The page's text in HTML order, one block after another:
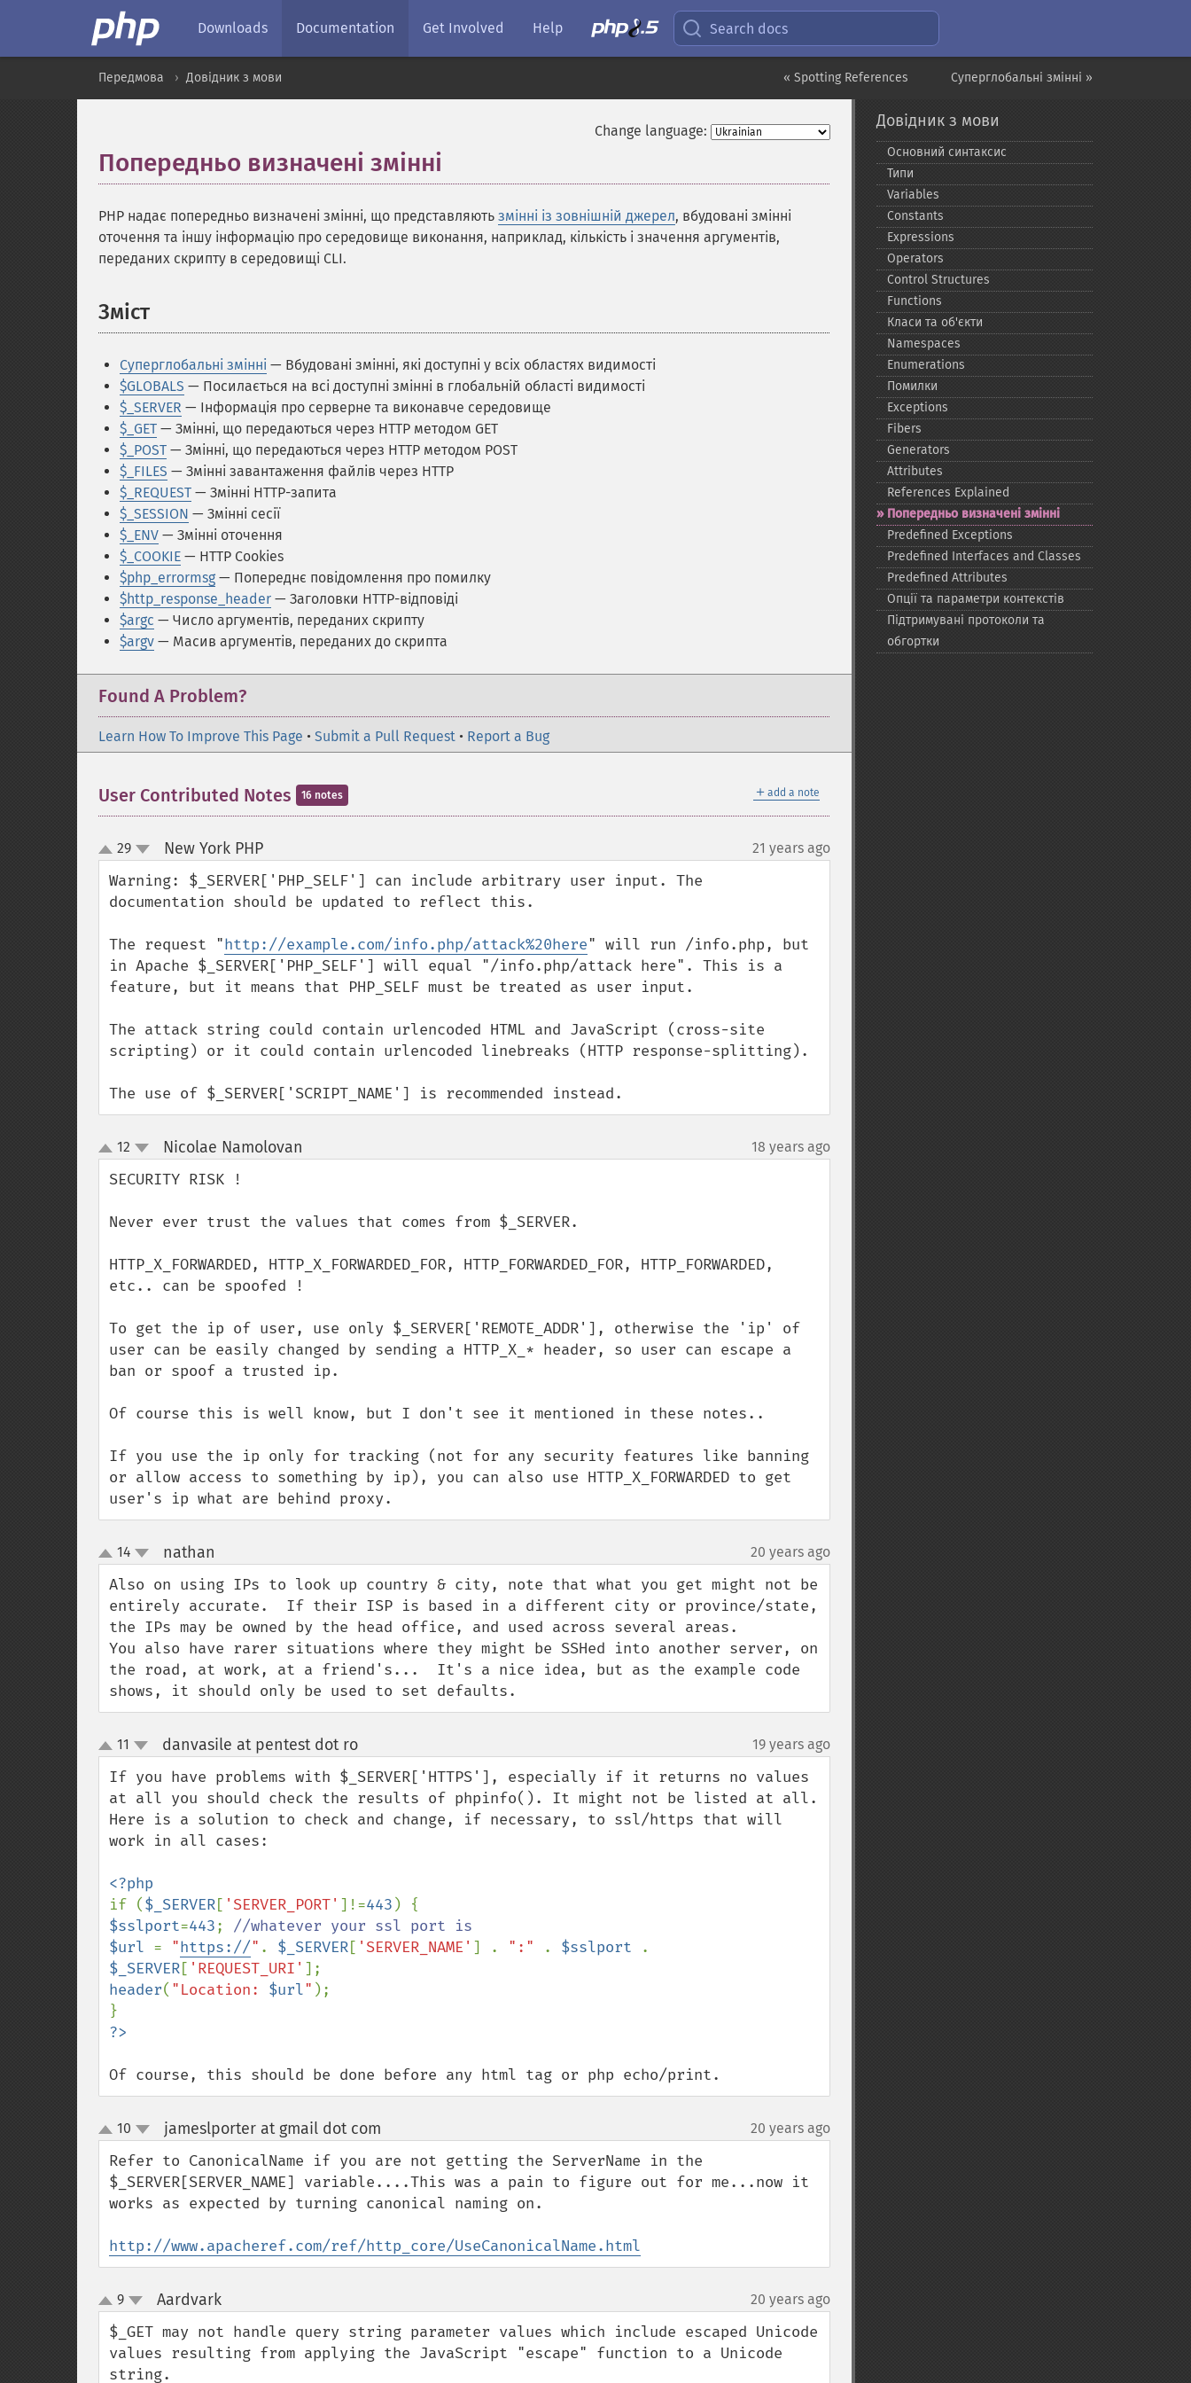
Downloads Documentation Get Involved Help Search docs
Суперглобальні змінні »
« Spotting References
Передмова Довідник з мови
Change language:
Попередньо визначені змінні
PHP надає попередньо визначені змінні, що представляють змінні із зовнішній джерел, вбудовані змінні
оточення та іншу інформацію про середовище виконання, наприклад, кількість і значення аргументів,
переданих скрипту в середовищі CLI.
Зміст
Суперглобальні змінні — Вбудовані змінні, які доступні у всіх областях видимості
$GLOBALS — Посилається на всі доступні змінні в глобальній області видимості
$_SERVER — Інформація про серверне та виконавче середовище
$_GET — Змінні, що передаються через HTTP методом GET
$_POST — Змінні, що передаються через HTTP методом POST
$_FILES — Змінні завантаження файлів через HTTP
$_REQUEST — Змінні HTTP-запита
$_SESSION — Змінні сесії
$_ENV — Змінні оточення
$_COOKIE — HTTP Cookies
$php_errormsg — Попереднє повідомлення про помилку
$http_response_header — Заголовки HTTP-відповіді
$argc — Число аргументів, переданих скрипту
$argv — Масив аргументів, переданих до скрипта
Found A Problem?
Learn How To Improve This Page • Submit a Pull Request • Report a Bug
＋ add a note
User Contributed Notes 16 notes
up
down
29 New York PHP¶ 21 years ago
Warning: $_SERVER['PHP_SELF'] can include arbitrary user input. The
documentation should be updated to reflect this.
The request "http://example.com/info.php/attack%20here" will run /info.php, but
in Apache $_SERVER['PHP_SELF'] will equal "/info.php/attack here". This is a
feature, but it means that PHP_SELF must be treated as user input.
The attack string could contain urlencoded HTML and JavaScript (cross-site
scripting) or it could contain urlencoded linebreaks (HTTP response-splitting).
The use of $_SERVER['SCRIPT_NAME'] is recommended instead.
up
down
12 Nicolae Namolovan 18 years ago
SECURITY RISK !
Never ever trust the values that comes from $_SERVER.
HTTP_X_FORWARDED, HTTP_X_FORWARDED_FOR, HTTP_FORWARDED_FOR, HTTP_FORWARDED,
etc.. can be spoofed !
To get the ip of user, use only $_SERVER['REMOTE_ADDR'], otherwise the 'ip' of
user can be easily changed by sending a HTTP_X_* header, so user can escape a
ban or spoof a trusted ip.
Of course this is well know, but I don't see it mentioned in these notes..
If you use the ip only for tracking (not for any security features like banning
or allow access to something by ip), you can also use HTTP_X_FORWARDED to get
user's ip what are behind proxy.
up
down
14 nathan 20 years ago
Also on using IPs to look up country & city, note that what you get might not be
entirely accurate.  If their ISP is based in a different city or province/state,
the IPs may be owned by the head office, and used across several areas.
You also have rarer situations where they might be SSHed into another server, on
the road, at work, at a friend's...  It's a nice idea, but as the example code
shows, it should only be used to set defaults.
up
down
11 danvasile at pentest dot ro¶ 19 years ago
If you have problems with $_SERVER['HTTPS'], especially if it returns no values
at all you should check the results of phpinfo(). It might not be listed at all.
Here is a solution to check and change, if necessary, to ssl/https that will
work in all cases:
if ($_SERVER[ 'SERVER_PORT' ]!=443
$sslport=443;
$url = "https://" . $_SERVER[ 'SERVER_NAME' ] . ":" . $sslport
$_SERVER[ 'REQUEST_URI'
header( "Location: $url" );
Of course, this should be done before any html tag or php echo/print.
up
down
10 jameslporter at gmail dot com 20 years ago
Refer to CanonicalName if you are not getting the ServerName in the
$_SERVER[SERVER_NAME] variable....This was a pain to figure out for me...now it
works as expected by turning canonical naming on.
http://www.apacheref.com/ref/http_core/UseCanonicalName.html
up
down
9 Aardvark¶ 20 years ago
$_GET may not handle query string parameter values which include escaped Unicode
values resulting from applying the JavaScript "escape" function to a Unicode
string.
Довідник з мови
Основний синтаксис
Типи
Variables
Constants
Expressions
Operators
Control Structures
Functions
Класи та об'єкти
Namespaces
Enumerations
Помилки
Exceptions
Fibers
Generators
Attributes
References Explained
Попередньо визначені змінні
Predefined Exceptions
Predefined Interfaces and Classes
Predefined Attributes
Опції та параметри контекстів
Підтримувані протоколи та
обгортки